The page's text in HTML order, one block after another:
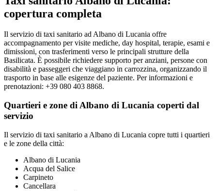
copertura completa
Il servizio di taxi sanitario ad Albano di Lucania offre
accompagnamento per visite mediche, day hospital, terapie, esami e
dimissioni, con trasferimenti verso le principali strutture della
Basilicata. È possibile richiedere supporto per anziani, persone con
disabilità e passeggeri che viaggiano in carrozzina, organizzando il
trasporto in base alle esigenze del paziente. Per informazioni e
prenotazioni: +39 080 403 8868.
Quartieri e zone di Albano di Lucania coperti dal
servizio
Il servizio di taxi sanitario a Albano di Lucania copre tutti i quartieri
e le zone della città:
Albano di Lucania
Acqua del Salice
Carpineto
Cancellara